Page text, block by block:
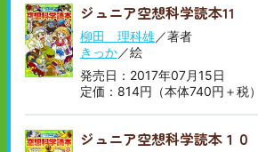
ジュニア空想科学読本11
柳田 理科雄／著者
きっか／絵
発売日：2017年07月15日
定価：814円（本体740円＋税）
ジュニア空想科学読本１０